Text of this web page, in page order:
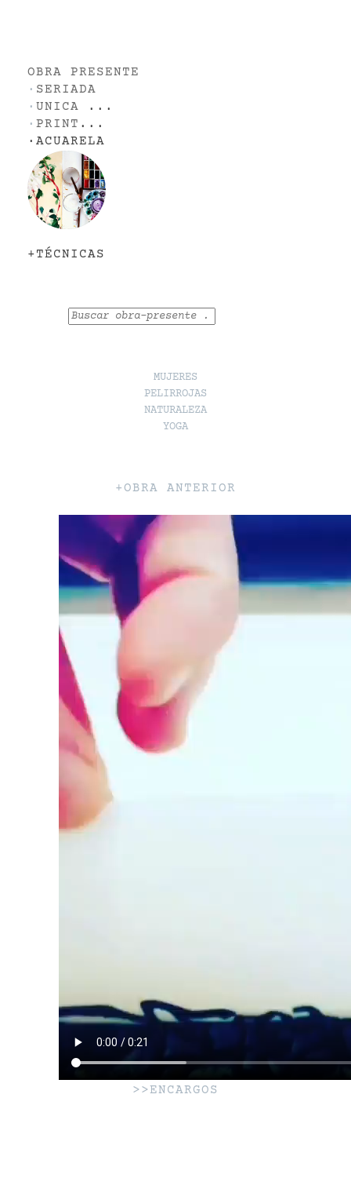
OBRA PRESENTE
· SERIADA
· UNICA ...
· PRINT ...
· ACUARELA
+TÉCNICAS
MUJERES
PELIRROJAS
NATURALEZA
YOGA
+OBRA ANTERIOR
>>ENCARGOS